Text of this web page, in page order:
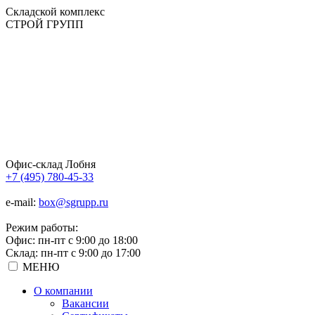
Складской комплекс
СТРОЙ ГРУПП
Офис-склад Лобня
+7 (495) 780-45-33
e-mail: box@sgrupp.ru
Режим работы:
Офис: пн-пт с 9:00 до 18:00
Склад: пн-пт с 9:00 до 17:00
МЕНЮ
О компании
Вакансии